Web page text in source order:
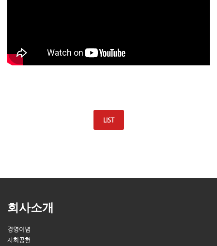
LIST
회사소개
경영이념
사회공헌